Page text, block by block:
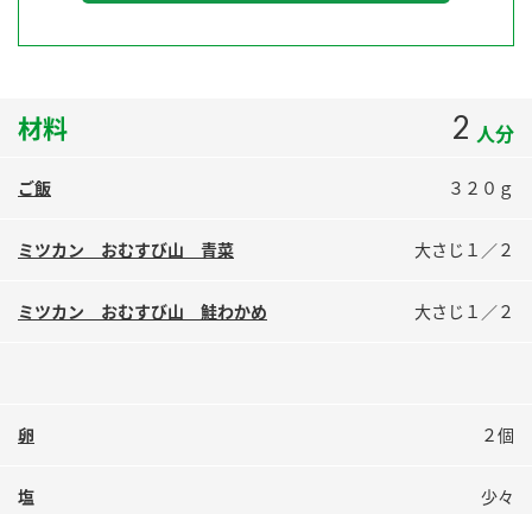
納豆の豆知識
人気商品 ＋ おすすめレシピ
材料 2 人分
ご飯 ３２０ｇ
ミツカン おむすび山 青菜 大さじ１／２
ミツカン おむすび山 鮭わかめ 大さじ１／２
卵 ２個
塩 少々